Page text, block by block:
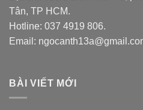
Tân, TP HCM.
Hotline: 037 4919 806.
Email:
BÀI VIẾT MỚI